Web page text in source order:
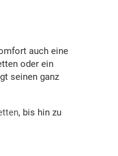
auch eine
oder ein
seinen ganz
, bis hin zu